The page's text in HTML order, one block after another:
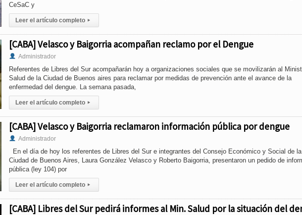
CeSaC y
Leer el artículo completo ▸
[CABA] Velasco y Baigorria acompañan reclamo por el Dengue
Administrador
Referentes de Libres del Sur acompañarán hoy a organizaciones sociales que se movilizarán al
Salud de la Ciudad de Buenos aires para reclamar por medidas de prevención ante el avance de la
enfermedad del dengue. La semana pasada,
Leer el artículo completo ▸
[CABA] Velasco y Baigorria reclamaron información pública por dengue
Administrador
En el día de hoy los referentes de Libres del Sur e integrantes del Consejo Económico y Social de la
Ciudad de Buenos Aires, Laura González Velasco y Roberto Baigorria, presentaron un pedido de
pública (ley 104) por
Leer el artículo completo ▸
[CABA] Libres del Sur pedirá informes al Min. Salud por la situación del